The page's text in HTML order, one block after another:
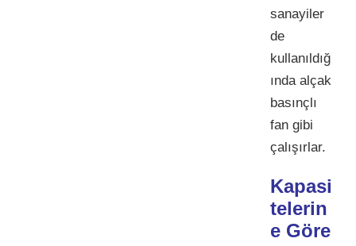
sanayiler
de
kullanıldığ
ında alçak
basınçlı
fan gibi
çalışırlar.
Kapasi
telerin
e Göre